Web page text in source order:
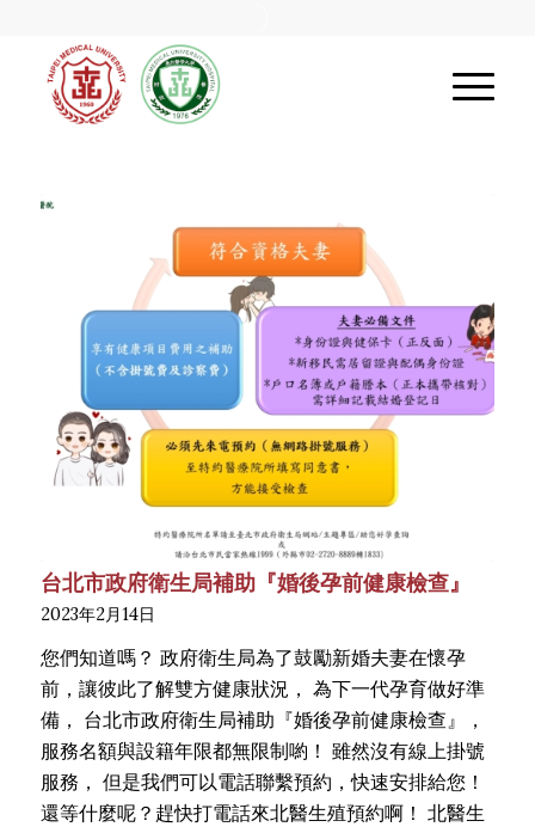
台北市政府衛生局補助『婚後孕前健康檢查』
2023年2月14日
您們知道嗎？ 政府衛生局為了鼓勵新婚夫妻在懷孕
前，讓彼此了解雙方健康狀況， 為下一代孕育做好準
備， 台北市政府衛生局補助『婚後孕前健康檢查』，
服務名額與設籍年限都無限制喲！ 雖然沒有線上掛號
服務， 但是我們可以電話聯繫預約，快速安排給您！
還等什麼呢？趕快打電話來北醫生殖預約啊！ 北醫生